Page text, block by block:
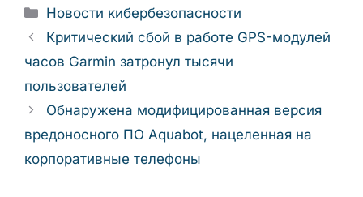
Рубрики
Новости кибербезопасности
Критический сбой в работе GPS-модулей
часов Garmin затронул тысячи
пользователей
Обнаружена модифицированная версия
вредоносного ПО Aquabot, нацеленная на
корпоративные телефоны